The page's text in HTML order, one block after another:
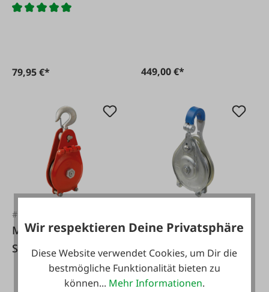
79,95 €* 449,00 €*
#FA11645
McBull Seilrolle
SR14 mit
klappbarem
Seitenblech
Spezial Seilrolle 160
Alu 14 Tonnen
Wir respektieren Deine Privatsphäre
Diese Website verwendet Cookies, um Dir die
bestmögliche Funktionalität bieten zu
können... Mehr Informationen.